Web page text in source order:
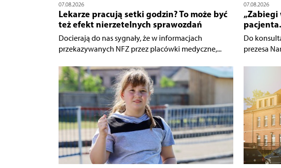
07.08.2026
Lekarze pracują setki godzin? To może być
też efekt nierzetelnych sprawozdań
Docierają do nas sygnały, że w informacjach
przekazywanych NFZ przez placówki medyczne,...
07.08.2026
„Zabiegi
Do
prezesa